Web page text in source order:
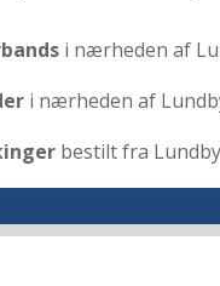
i nærheden af
i nærheden af
bestilt fra Lundby